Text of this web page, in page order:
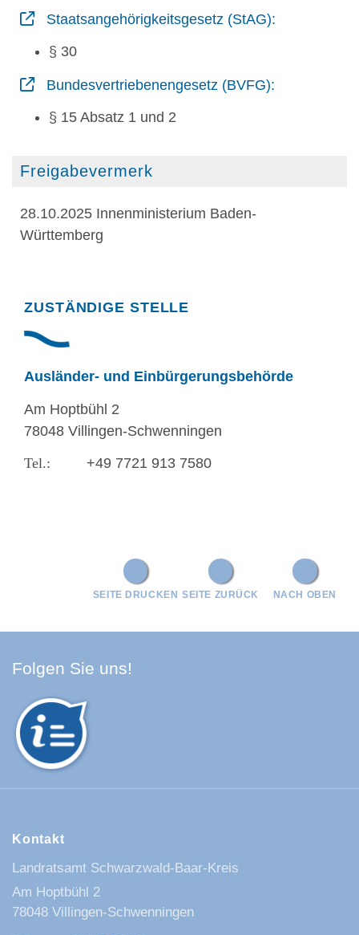
Staatsangehörigkeitsgesetz (StAG):
§ 30
Bundesvertriebenengesetz (BVFG):
§ 15 Absatz 1 und 2
Freigabevermerk
28.10.2025 Innenministerium Baden-
Württemberg
Randspalte
ZUSTÄNDIGE STELLE
Ausländer- und Einbürgerungsbehörde
Am Hoptbühl 2
78048 Villingen-Schwenningen
+49 7721 913 7580
NACH OBEN
SEITE ZURÜCK
SEITE DRUCKEN
Folgen Sie uns!
Kontakt
Landratsamt Schwarzwald-Baar-Kreis
Am Hoptbühl 2
78048 Villingen-Schwenningen